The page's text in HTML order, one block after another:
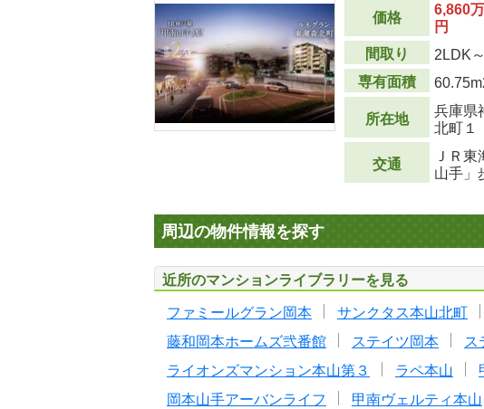
価格
6,860
円
間取り
2LDK
専有面積
60.75m
所在地
兵庫県
北町１
交通
ＪＲ
山手」
周辺の物件情報を探す
近所のマンションライブラリーを見る
ファミールグラン岡本 サンクタス本山北町
藤和岡本ホームズ弐番館
ステイツ岡本 ス
ライオンズマンション本山第３
ラペ本山
岡本山手アーバンライフ
甲南ヴェルティ本山